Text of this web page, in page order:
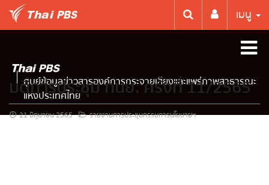
เมนู
ศูนย์ข้อมูลข่าวสารองค์การกระจายเสียงและแพร่ภาพสาธารณะ
แห่งประเทศไทย
มติการประชุม กนย. ครั้งที่ 11/2565
21 มิถุนายน 2565 รายงานการประชุมกรรมการนโยบายฯ